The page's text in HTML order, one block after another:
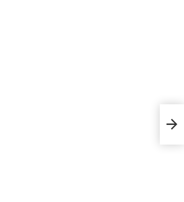
En